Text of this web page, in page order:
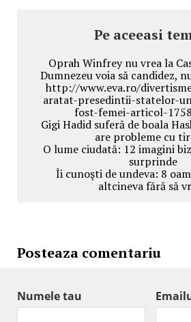
Pe aceeasi
Oprah Winfrey nu vrea la
Dumnezeu voia să candidez,
http://www.eva.ro/
aratat-presedintii-statelor-
fost-femei-articol-
Gigi Hadid suferă de boala
are probleme cu
O lume ciudată: 12 imagini
surprinde
Îi cunoşti de undeva: 8
altcineva fără să
Posteaza comentariu
Numele tau